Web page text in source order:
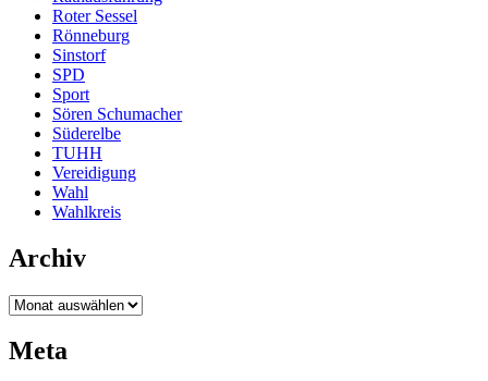
Roter Sessel
Rönneburg
Sinstorf
SPD
Sport
Sören Schumacher
Süderelbe
TUHH
Vereidigung
Wahl
Wahlkreis
Archiv
Archiv
Meta